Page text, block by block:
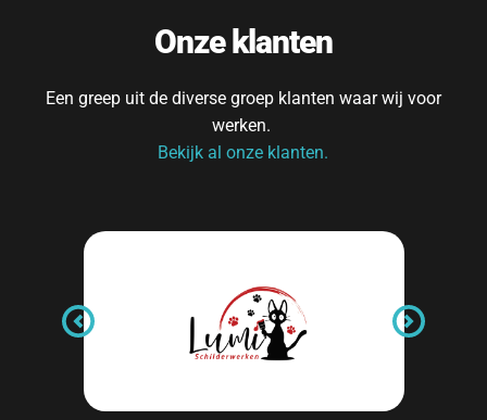
Onze klanten
Een greep uit de diverse groep klanten waar wij voor
werken.
Bekijk al onze klanten.